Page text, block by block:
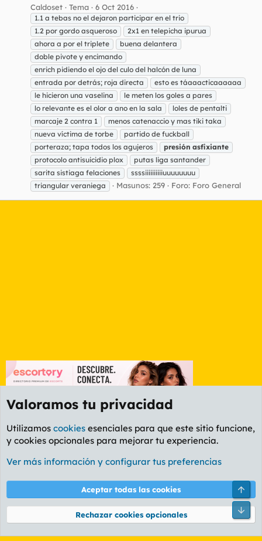
Caldoset Tema 6 Oct 2016
1.1 a tebas no el dejaron participar en el trio
1.2 por gordo asqueroso
2x1 en telepicha ipurua
ahora a por el triplete
buena delantera
doble pivote y encimando
enrich pidiendo el ojo del culo del halcón de luna
entrada por detrás; roja directa
esto es táaaacticaaaaaa
le hicieron una vaselina
le meten los goles a pares
lo relevante es el olor a ano en la sala
loles de pentalti
marcaje 2 contra 1
menos catenaccio y mas tiki taka
nueva víctima de torbe
partido de fuckball
porteraza; tapa todos los agujeros
presión asfixiante
protocolo antisuicidio plox
putas liga santander
sarita sistiaga felaciones
ssssiiiiiiiiiiuuuuuuuu
triangular veraniega
Masunos: 259 Foro: Foro General
Etiquetas
Cookies
PL OLDSTYLE AMARILLO
Términos y reglas Política de privacidad Ayuda
Community platform by XenForo® © 2010-2026 XenForo Ltd.
Valoramos tu privacidad
Utilizamos cookies esenciales para que este sitio funcione,
y cookies opcionales para mejorar tu experiencia.
Ver más información y configurar tus preferencias
Aceptar todas las cookies
Rechazar cookies opcionales
Pie